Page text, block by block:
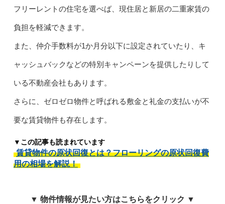
フリーレントの住宅を選べば、現住居と新居の二重家賃の
負担を軽減できます。
また、仲介手数料が1か月分以下に設定されていたり、キ
ャッシュバックなどの特別キャンペーンを提供したりして
いる不動産会社もあります。
さらに、ゼロゼロ物件と呼ばれる敷金と礼金の支払いが不
要な賃貸物件も存在します。
▼この記事も読まれています
賃貸物件の原状回復とは？フローリングの原状回復費
用の相場を解説！
▼ 物件情報が見たい方はこちらをクリック ▼